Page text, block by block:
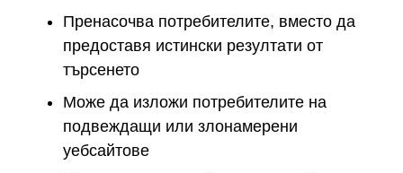
Пренасочва потребителите, вместо да
предоставя истински резултати от
търсенето
Може да изложи потребителите на
подвеждащи или злонамерени
уебсайтове